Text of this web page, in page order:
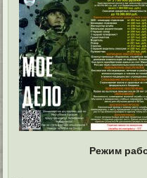
Режим